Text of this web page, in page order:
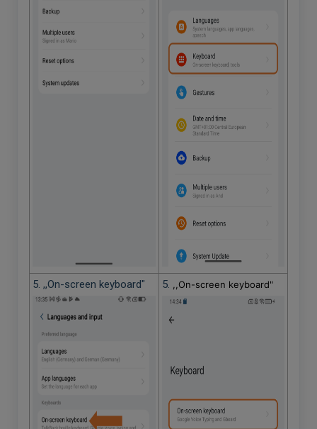
5. ,,On-screen keyboard" 5. ,,On-screen keyboard"